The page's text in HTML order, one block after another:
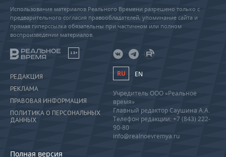
Использование материалов Реального Времени разрешено только с
предварительного согласия правообладателей, упоминание сайта и
прямая гиперссылка обязательны при частичном или полном
воспроизведении материалов.
18+
РЕДАКЦИЯ
РЕКЛАМА
ПРАВОВАЯ ИНФОРМАЦИЯ
ПОЛИТИКА О ПЕРСОНАЛЬНЫХ
ДАННЫХ
Полная версия
RU EN
Учредитель ООО «Реальное
время»
Главный редактор Саушина А.А.
Телефон редакции: +7 (843) 222-
90-80
info@realnoevremya.ru